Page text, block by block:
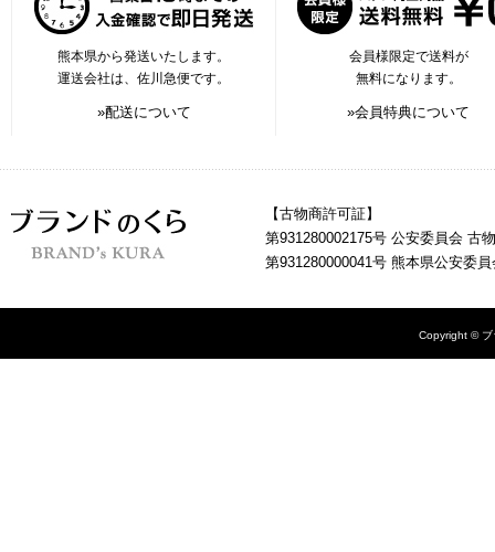
熊本県から発送いたします。
運送会社は、佐川急便です。
»配送について
会員様限定で送料が
無料になります。
»会員特典について
【古物商許可証】
第931280002175号 公安委員会 古
第931280000041号 熊本県公安委
Copyright © ブ